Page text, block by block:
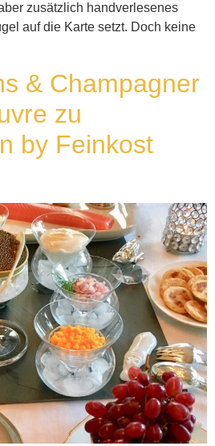
zusätzlich handverlesenes
auf die Karte setzt. Doch keine
& Champagner
zu
by Feinkost